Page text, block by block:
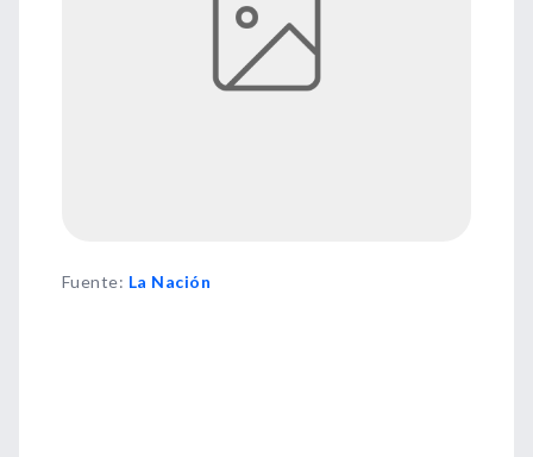
Fuente: La Nación